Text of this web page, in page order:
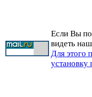
Если Вы
видеть
Для этого
установку